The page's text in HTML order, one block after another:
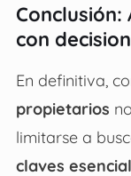
con
En definitiva,
propietarios
limitarse a
claves